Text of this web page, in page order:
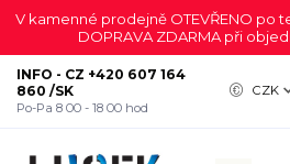
V kamenné prodejně OTEVŘENO po
DOPRAVA ZDARMA při
CZK
INFO - CZ +420 607 164
860 /SK
Po-Pa 8 00 - 18 00 hod